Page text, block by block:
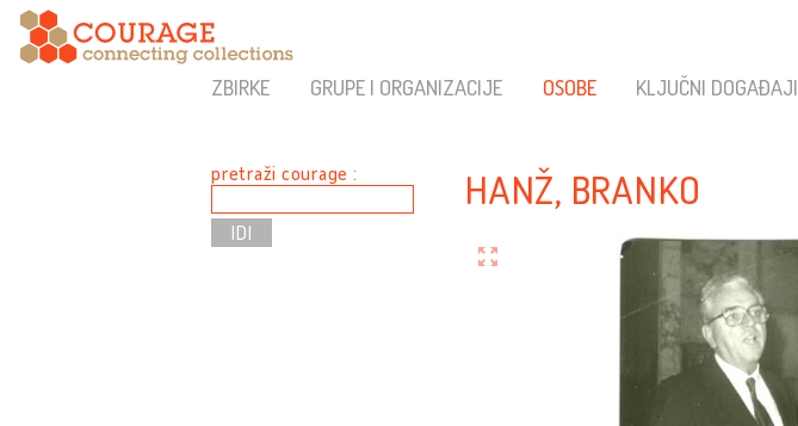
ZBIRKE GRUPE I ORGANIZACIJE OSOBE KLJUČNI DOGAĐAJI
pretraži courage : HANŽ, BRANKO